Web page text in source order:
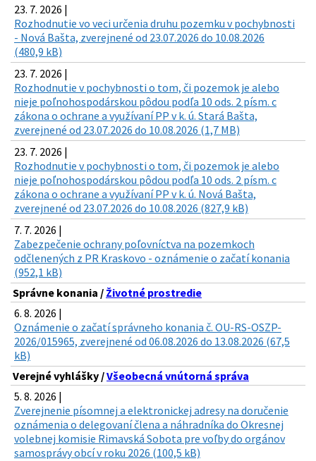
23. 7. 2026 |
Rozhodnutie vo veci určenia druhu pozemku v pochybnosti
- Nová Bašta, zverejnené od 23.07.2026 do 10.08.2026
(480,9 kB)
23. 7. 2026 |
Rozhodnutie v pochybnosti o tom, či pozemok je alebo
nieje poľnohospodárskou pôdou podľa 10 ods. 2 písm. c
zákona o ochrane a využívaní PP v k. ú. Stará Bašta,
zverejnené od 23.07.2026 do 10.08.2026 (1,7 MB)
23. 7. 2026 |
Rozhodnutie v pochybnosti o tom, či pozemok je alebo
nieje poľnohospodárskou pôdou podľa 10 ods. 2 písm. c
zákona o ochrane a využívaní PP v k. ú. Nová Bašta,
zverejnené od 23.07.2026 do 10.08.2026 (827,9 kB)
7. 7. 2026 |
Zabezpečenie ochrany poľovníctva na pozemkoch
odčlenených z PR Kraskovo - oznámenie o začatí konania
(952,1 kB)
Správne konania / Životné prostredie
6. 8. 2026 |
Oznámenie o začatí správneho konania č. OU-RS-OSZP-
2026/015965, zverejnené od 06.08.2026 do 13.08.2026 (67,5
kB)
Verejné vyhlášky /Všeobecná vnútorná správa
5. 8. 2026 |
Zverejnenie písomnej a elektronickej adresy na doručenie
oznámenia o delegovaní člena a náhradníka do Okresnej
volebnej komisie Rimavská Sobota pre voľby do orgánov
samosprávy obcí v roku 2026 (100,5 kB)